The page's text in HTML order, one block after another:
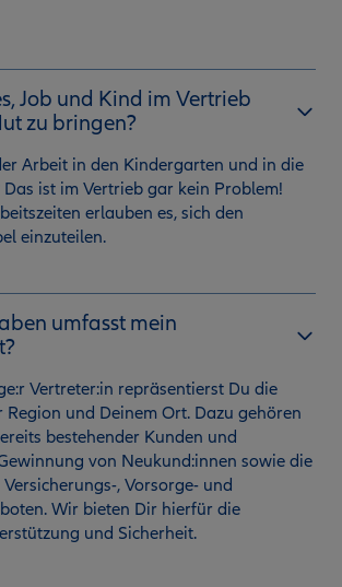
Job und Kind im Vertrieb
zu bringen?
Arbeit in den Kindergarten und in die
Das ist im Vertrieb gar kein Problem!
erlauben es, sich den
einzuteilen.
umfasst mein
Vertreter:in repräsentierst Du die
und Deinem Ort. Dazu gehören
bestehender Kunden und
von Neukund:innen sowie die
, Vorsorge- und
Wir bieten Dir hierfür die
und Sicherheit.